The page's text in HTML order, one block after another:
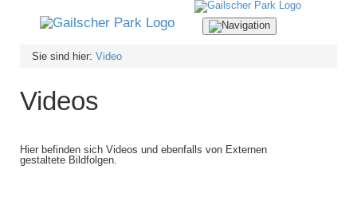
Navigation
ein-/ausblenden
Sie sind hier: Video
Videos
Hier befinden sich Videos und ebenfalls von Externen
gestaltete Bildfolgen.